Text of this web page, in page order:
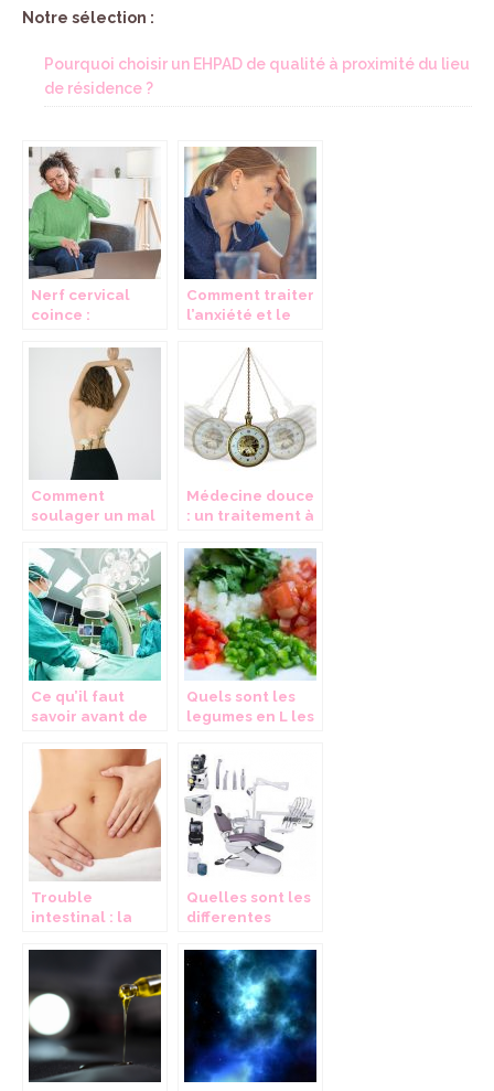
Notre sélection :
Pourquoi choisir un EHPAD de qualité à proximité du lieu
de résidence ?
Nerf cervical
coince :
traitement
Comment traiter
l’anxiété et le
Comment
soulager un mal
chronique?
Médecine douce
: un traitement à
Ce qu’il faut
savoir avant de
neurochirurgien
Quels sont les
legumes en L les
Trouble
intestinal : la
Quelles sont les
differentes
que contient un
cabinet dentaire